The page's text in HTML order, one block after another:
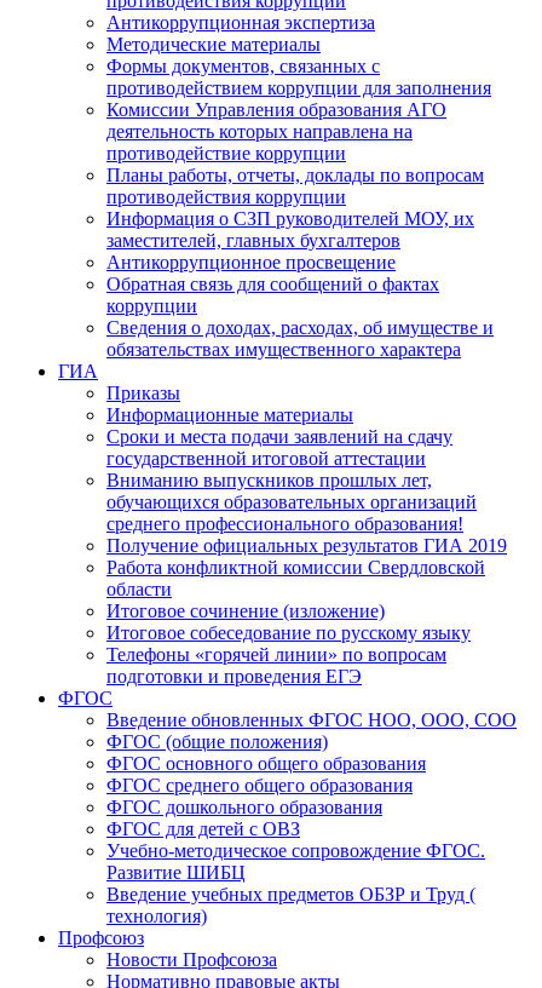
Антикоррупционная экспертиза
Методические материалы
Формы документов, связанных с
противодействием коррупции для заполнения
Комиссии Управления образования АГО
деятельность которых направлена на
противодействие коррупции
Планы работы, отчеты, доклады по вопросам
противодействия коррупции
Информация о СЗП руководителей МОУ, их
заместителей, главных бухгалтеров
Антикоррупционное просвещение
Обратная связь для сообщений о фактах
коррупции
Сведения о доходах, расходах, об имуществе и
обязательствах имущественного характера
ГИА
Приказы
Информационные материалы
Сроки и места подачи заявлений на сдачу
государственной итоговой аттестации
Вниманию выпускников прошлых лет,
обучающихся образовательных организаций
среднего профессионального образования!
Получение официальных результатов ГИА 2019
Работа конфликтной комиссии Свердловской
области
Итоговое сочинение (изложение)
Итоговое собеседование по русскому языку
Телефоны «горячей линии» по вопросам
подготовки и проведения ЕГЭ
ФГОС
Введение обновленных ФГОС НОО, ООО, СОО
ФГОС (общие положения)
ФГОС основного общего образования
ФГОС среднего общего образования
ФГОС дошкольного образования
ФГОС для детей с ОВЗ
Учебно-методическое сопровождение ФГОС.
Развитие ШИБЦ
Введение учебных предметов ОБЗР и Труд (
технология)
Профсоюз
Новости Профсоюза
Нормативно правовые акты